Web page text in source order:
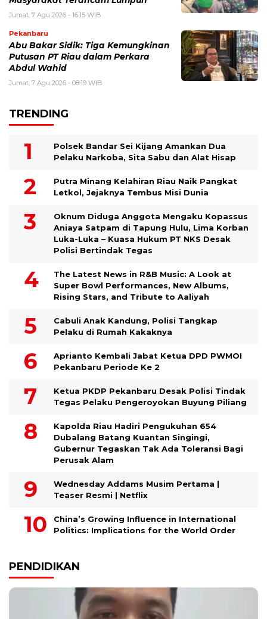
Jumat, 7 Agu 2026 - 16:15 WIB
Pekanbaru
Abu Bakar Sidik: Tiga Kemungkinan
Putusan PT Riau dalam Perkara
Abdul Wahid
Jumat, 7 Agu 2026 - 08:19 WIB
TRENDING
Polsek Bandar Sei Kijang Amankan Dua
Pelaku Narkoba, Sita Sabu dan Alat Hisap
Putra Minang Kelahiran Riau Naik Pangkat
Letkol, Jejaknya Tembus Misi Dunia
Oknum Diduga Anggota Mengaku Kopassus
Aniaya Satpam di Tapung Hulu, Lima Korban
Luka-Luka – Kuasa Hukum PT NKS Desak
Polisi Bertindak Tegas
The Latest News in R&B Music: A Look at
Super Bowl Performances, New Albums,
Rising Stars, and Tribute to Aaliyah
Cabuli Anak Kandung, Polisi Tangkap
Pelaku di Rumah Kakaknya
Aprianto Kembali Jabat Ketua DPD PWMOI
Pekanbaru Periode Ke 2
Ketua PKDP Pekanbaru Desak Polisi Tindak
Tegas Pelaku Pengeroyokan Buyung Piliang
Kapolda Riau Hadiri Pengukuhan 654
Dubalang Batang Kuantan Singingi,
Gubernur Tegaskan Tak Ada Toleransi Bagi
Perusak Alam
Wednesday Addams Musim Pertama |
Teaser Resmi | Netflix
China’s Growing Influence in International
Politics: Implications for the World Order
PENDIDIKAN